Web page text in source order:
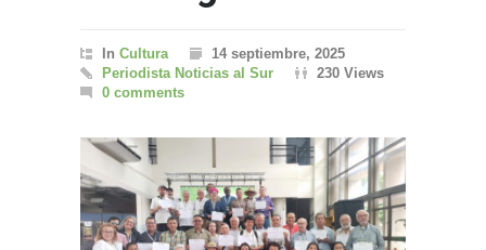
In Cultura
14 septiembre, 2025
Periodista Noticias al Sur
230 Views
0 comments